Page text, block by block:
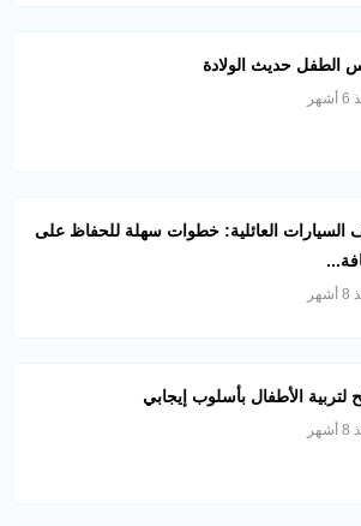
الطفل حديث الولادة
السيارات العائلية: خطوات سهلة للحفاظ على
لتربية الأطفال بأسلوب إيجابي